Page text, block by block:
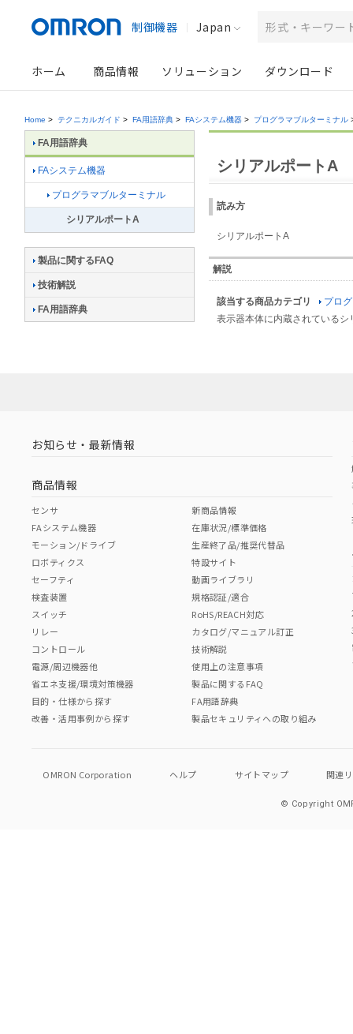
制御機器 Japan
ホーム 商品情報 ソリューション ダウンロード
Home > テクニカルガイド > FA用語辞典 > FAシステム機器 > プログラマブルターミナル
シリアルポートA
読み方
シリアルポートA
解説
該当する商品カテゴリ
プロ
表示器本体に内蔵されている
FA用語辞典
FAシステム機器
プログラマブルターミナル
シリアルポートA
製品に関するFAQ
技術解説
FA用語辞典
お知らせ・最新情報
商品情報
センサ
FAシステム機器
モーション/ドライブ
ロボティクス
セーフティ
検査装置
スイッチ
リレー
コントロール
電源/周辺機器他
省エネ支援/環境対策機器
目的・仕様から探す
改善・活用事例から探す
新商品情報
在庫状況/標準価格
生産終了品/推奨代替品
特設サイト
動画ライブラリ
規格認証/適合
RoHS/REACH対応
カタログ/マニュアル訂正
技術解説
使用上の注意事項
製品に関するFAQ
FA用語辞典
製品セキュリティへの取り組み
OMRON Corporation ヘルプ サイトマップ 関連
© Copyright